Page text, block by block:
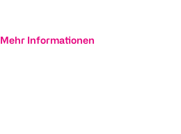
Mehr Informationen